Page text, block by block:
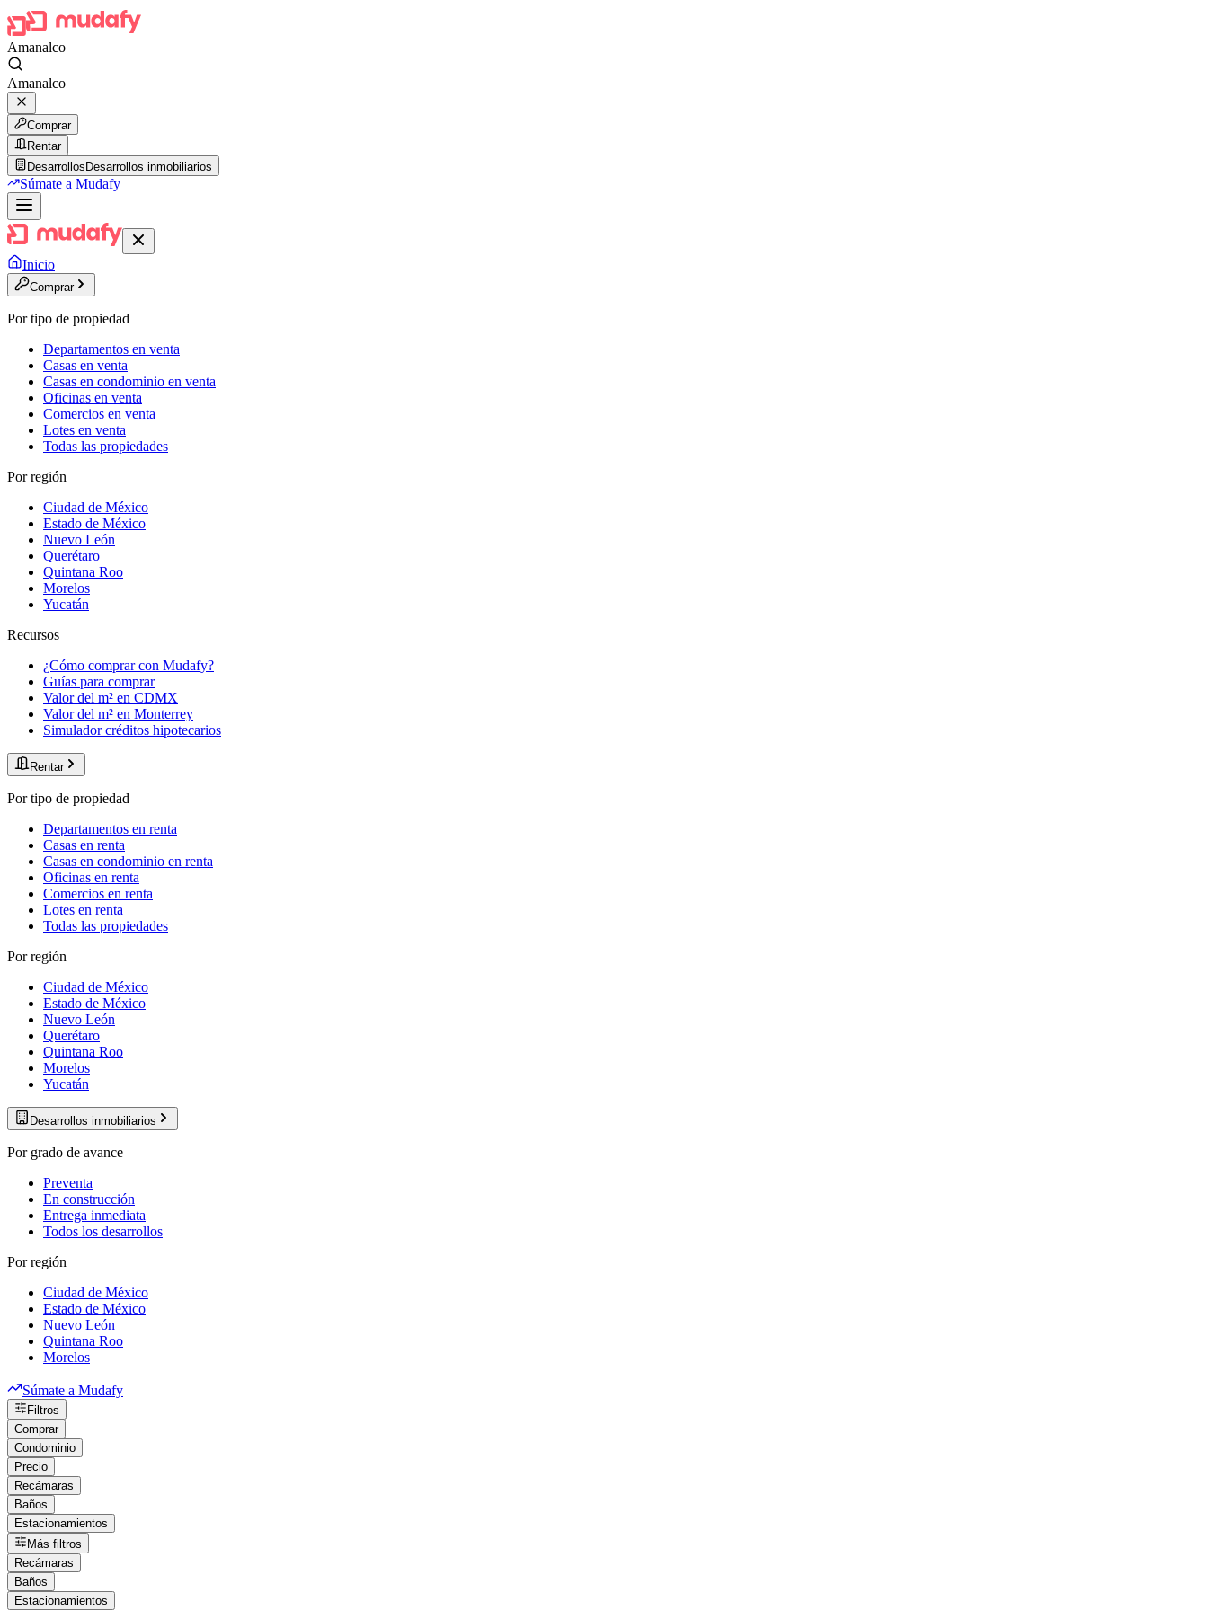
Amanalco
Amanalco
Comprar
Rentar
Desarrollos Desarrollos inmobiliarios
Súmate a Mudafy
Inicio
Comprar
Por tipo de propiedad
Departamentos en venta
Casas en venta
Casas en condominio en venta
Oficinas en venta
Comercios en venta
Lotes en venta
Todas las propiedades
Por región
Ciudad de México
Estado de México
Nuevo León
Querétaro
Quintana Roo
Morelos
Yucatán
Recursos
¿Cómo comprar con Mudafy?
Guías para comprar
Valor del m² en CDMX
Valor del m² en Monterrey
Simulador créditos hipotecarios
Rentar
Por tipo de propiedad
Departamentos en renta
Casas en renta
Casas en condominio en renta
Oficinas en renta
Comercios en renta
Lotes en renta
Todas las propiedades
Por región
Ciudad de México
Estado de México
Nuevo León
Querétaro
Quintana Roo
Morelos
Yucatán
Desarrollos inmobiliarios
Por grado de avance
Preventa
En construcción
Entrega inmediata
Todos los desarrollos
Por región
Ciudad de México
Estado de México
Nuevo León
Quintana Roo
Morelos
Súmate a Mudafy
Filtros
Comprar
Condominio
Precio
Recámaras
Baños
Estacionamientos
Más filtros
Recámaras
Baños
Estacionamientos